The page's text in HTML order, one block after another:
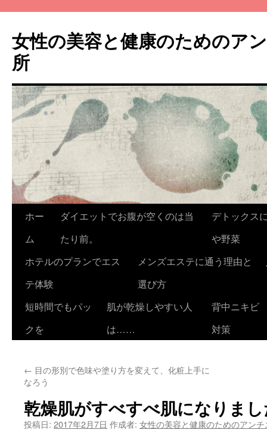
テ
ン
ツ
へ
キ
ッ
女性の美容と健康のためのア
所
ホー
ム
ダイエットでお腹が空くのは当
たり前。
デトックス
や野菜
ホテルのプランでエス
テ体験
メンズエステに通う理由と
選び方
短時間でもパッ
クを
肌が乾燥しやすい人
は……
背中ニキビ
対策
← 目の形別で色味や塗り方を変えて、化粧上手に
なろう
乾燥肌がすべすべ肌になりま
投稿日: 2017年2月7日 作成者: 女性の美容と健康のためのアン